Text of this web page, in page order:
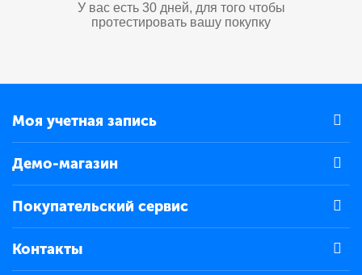
У вас есть 30 дней, для того чтобы
протестировать вашу покупку
Моя учетная запись
Демо-магазин
Покупательский сервис
Контакты